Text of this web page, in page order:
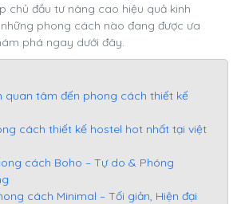
chủ đầu tư nâng cao hiệu quả kinh
phong cách nào đang được ưa
phá ngay dưới đây.
quan tâm đến phong cách thiết kế
cách thiết kế hostel hot nhất tại việt
cách Boho – Tự do & Phóng
cách Minimal – Tối giản, Hiện đại